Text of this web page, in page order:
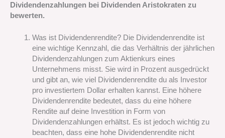
Dividendenzahlungen bei Dividenden Aristokraten zu
bewerten.
Was ist Dividendenrendite? Die Dividendenrendite ist
eine wichtige Kennzahl, die das Verhältnis der jährlichen
Dividendenzahlungen zum Aktienkurs eines
Unternehmens misst. Sie wird in Prozent ausgedrückt
und gibt an, wie viel Dividendenrendite du als Investor
pro investiertem Dollar erhalten kannst. Eine höhere
Dividendenrendite bedeutet, dass du eine höhere
Rendite auf deine Investition in Form von
Dividendenzahlungen erhältst. Es ist jedoch wichtig zu
beachten, dass eine hohe Dividendenrendite nicht